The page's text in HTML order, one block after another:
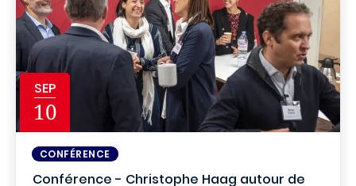
SEP
10
CONFÉRENCE
Conférence - Christophe Haag autour de